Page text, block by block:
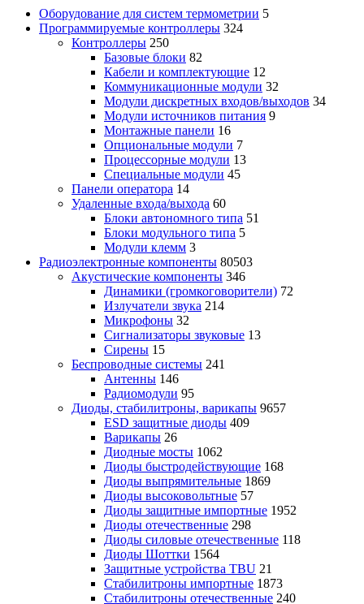
Оборудование для систем термометрии 5
Программируемые контроллеры 324
Контроллеры 250
Базовые блоки 82
Кабели и комплектующие 12
Коммуникационные модули 32
Модули дискретных входов/выходов 34
Модули источников питания 9
Монтажные панели 16
Опциональные модули 7
Процессорные модули 13
Специальные модули 45
Панели оператора 14
Удаленные входа/выхода 60
Блоки автономного типа 51
Блоки модульного типа 5
Модули клемм 3
Радиоэлектронные компоненты 80503
Акустические компоненты 346
Динамики (громкоговорители) 72
Излучатели звука 214
Микрофоны 32
Сигнализаторы звуковые 13
Сирены 15
Беспроводные системы 241
Антенны 146
Радиомодули 95
Диоды, стабилитроны, варикапы 9657
ESD защитные диоды 409
Варикапы 26
Диодные мосты 1062
Диоды быстродействующие 168
Диоды выпрямительные 1869
Диоды высоковольтные 57
Диоды защитные импортные 1952
Диоды отечественные 298
Диоды силовые отечественные 118
Диоды Шоттки 1564
Защитные устройства TBU 21
Стабилитроны импортные 1873
Стабилитроны отечественные 240